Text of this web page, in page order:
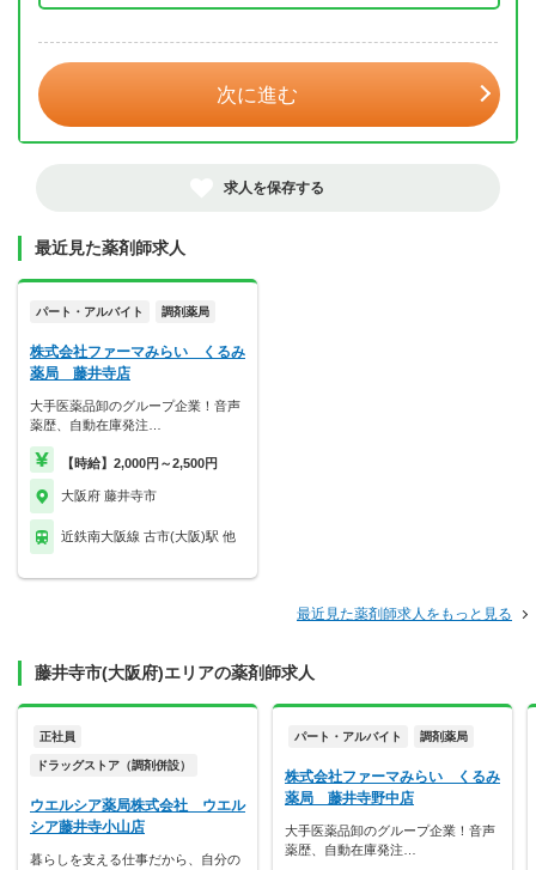
次に進む
求人を保存する
最近見た薬剤師求人
パート・アルバイト 調剤薬局
株式会社ファーマみらい くるみ
薬局 藤井寺店
大手医薬品卸のグループ企業！音声
薬歴、自動在庫発注…
【時給】2,000円～2,500円
大阪府 藤井寺市
近鉄南大阪線 古市(大阪)駅 他
最近見た薬剤師求人をもっと見る
藤井寺市(大阪府)エリアの薬剤師求人
正社員
ドラッグストア（調剤併設）
ウエルシア薬局株式会社 ウエル
シア藤井寺小山店
暮らしを支える仕事だから、自分の
パート・アルバイト 調剤薬局
株式会社ファーマみらい くるみ
薬局 藤井寺野中店
大手医薬品卸のグループ企業！音声
薬歴、自動在庫発注…